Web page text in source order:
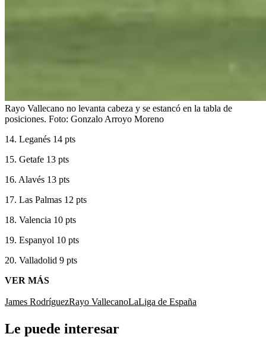
Rayo Vallecano no levanta cabeza y se estancó en la tabla de
posiciones. Foto: Gonzalo Arroyo Moreno
14. Leganés 14 pts
15. Getafe 13 pts
16. Alavés 13 pts
17. Las Palmas 12 pts
18. Valencia 10 pts
19. Espanyol 10 pts
20. Valladolid 9 pts
VER MÁS
James RodríguezRayo VallecanoLaLiga de España
Le puede interesar